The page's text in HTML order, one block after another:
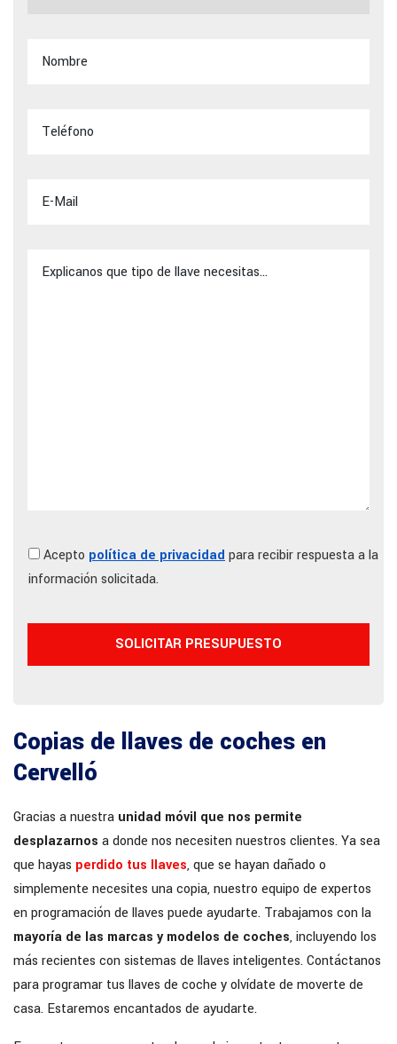
Acepto política de privacidad para recibir respuesta a la
información solicitada.
Copias de llaves de coches en
Cervelló
Gracias a nuestra unidad móvil que nos permite
desplazarnos a donde nos necesiten nuestros clientes. Ya sea
que hayas perdido tus llaves, que se hayan dañado o
simplemente necesites una copia, nuestro equipo de expertos
en programación de llaves puede ayudarte. Trabajamos con la
mayoría de las marcas y modelos de coches, incluyendo los
más recientes con sistemas de llaves inteligentes. Contáctanos
para programar tus llaves de coche y olvídate de moverte de
casa. Estaremos encantados de ayudarte.